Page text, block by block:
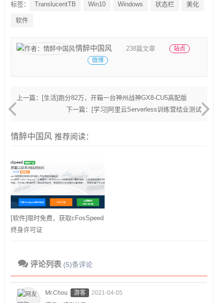
标签： TranslucentTB Win10 Windows 状态栏 美化
软件
情醉中国风 238篇文章
站点
微博
上一篇：
[生活]跑分82万，开箱一台神州战神GX8-CU5高配版
下一篇：
[学习]阿里云Serverless训练营结业测试
情醉中国风 推荐阅读：
[软件]限时免费，获取cFosSpeed
终身许可证
评论列表 (5)条评论
Mr.Chou 游客
2021-04-05